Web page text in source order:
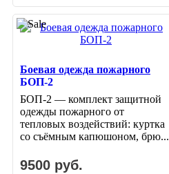
Боевая одежда пожарного
БОП-2
БОП-2 — комплект защитной
одежды пожарного от
тепловых воздействий: куртка
со съёмным капюшоном, брю...
9500 руб.